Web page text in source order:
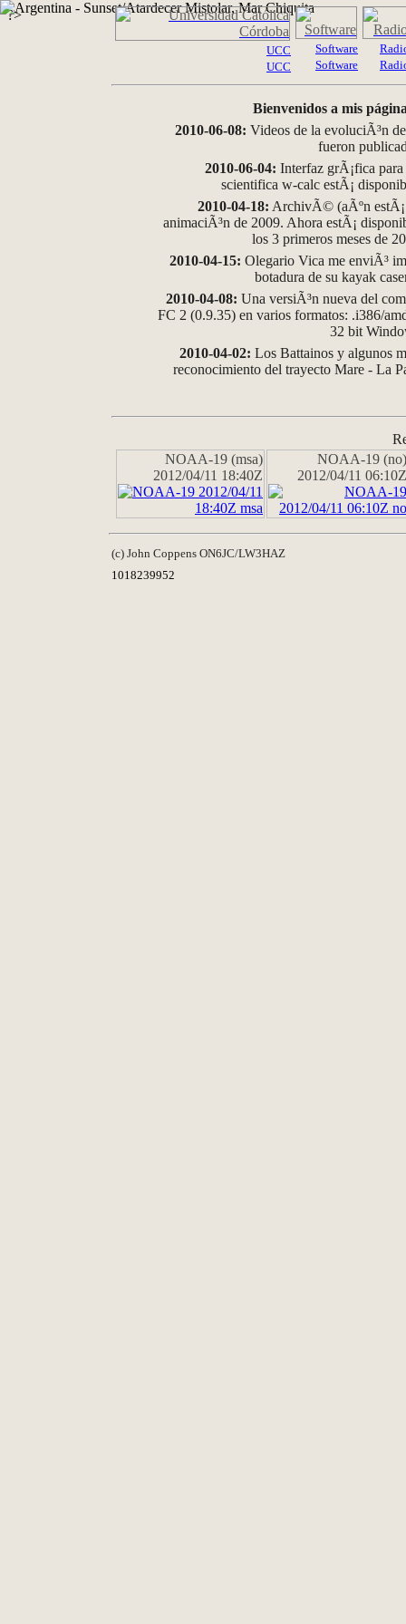
?>
UCC
UCC
Software
Software
Bienvenidos a mis
2010-06-08: Videos de la evoluciÃ³n
fueron
2010-06-04: Interfaz grÃ¡fica
scientifica w-calc estÃ¡
2010-04-18: ArchivÃ© (aÃºn
animaciÃ³n de 2009. Ahora estÃ¡
los 3 primeros meses de
2010-04-15: Olegario Vica me enviÃ³
botadura de su kayak
2010-04-08: Una versiÃ³n nueva del
FC 2 (0.9.35) en varios formatos: .i386/
32 bit
2010-04-02: Los Battainos y algunos
reconocimiento del trayecto Mare - La
NOAA-19 (msa)
2012/04/11 18:40Z
NOAA-19 (no)
2012/04/11 06:10Z
(c) John Coppens ON6JC/LW3HAZ
1018239952